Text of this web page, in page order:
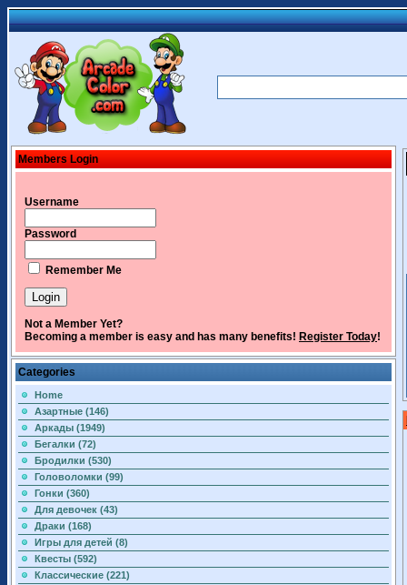
Members Login
Username
Password
Remember Me
Not a Member Yet?
Becoming a member is easy and has many benefits! Register Today!
Categories
Home
Азартные (146)
Аркады (1949)
Бегалки (72)
Бродилки (530)
Головоломки (99)
Гонки (360)
Для девочек (43)
Драки (168)
Игры для детей (8)
Квесты (592)
Классические (221)